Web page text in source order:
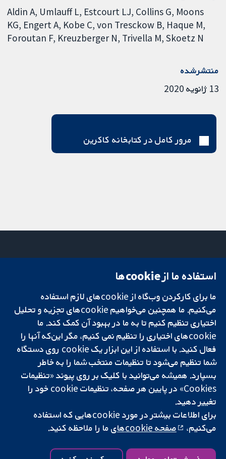
Aldin A Umlauff L Estcourt LJ Collins G Moons
KG Engert A Kobe C von Tresckow B Haque M
Foroutan F Kreuzberger N Trivella M Skoetz N
منتشرشده
13 ژانویه 2020
مرور کامل در کتابخانه کاکرین
تحقیقات قابل
اعتماد.
تصمیم‌گیری آگاهانه.
سلامت بهتر.
میدان کاوندیش
لندن
W1G 0AN
بریتانیا
دفتر رسانه‌ای
درباره ما
فرصت‌های
شغلی
Cochrane
Library
شبکه همکاری کاکرین، یک مؤسسه خیریه (شماره 1045921) و یک شرکت با
و ولز است. شماره ثبت مالیات بر ارزش افزوده: GB 718 2127 49.
کپی‌رایت © ۲۰۲۵ همکاری کاکرین
شرایط و ضوابط وب‌سایت|سلب مسئولیت|حریم خصوصی
استفاده ما از cookie‌ها
ما برای کارکردن وب‌گاه از cookie‌های لازم استفاده
می‌کنیم. ما همچنین می‌خواهیم cookie‌های تجزیه و تحلیل
اختیاری تنظیم کنیم تا به ما در بهبود آن کمک کند. ما
cookie‌های اختیاری را تنظیم نمی کنیم، مگر این‌که آنها را
فعال کنید. با استفاده از این ابزار یک cookie‌ روی دستگاه
شما تنظیم می‌شود تا تنظیمات منتخب شما را به خاطر
بسپارد. همیشه می‌توانید با کلیک بر روی پیوند «تنظیمات
Cookies» در پایین هر صفحه، تنظیمات cookie‌ خود را
تغییر دهید.
برای اطلاعات بیشتر در مورد cookie‌هایی که استفاده
می‌کنیم،
صفحه cookie‌های ما را ملاحظه کنید.